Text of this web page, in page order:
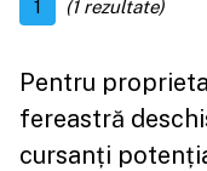
1 (1rezultate)
Pentru
fereastră
cursanți